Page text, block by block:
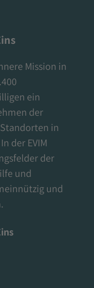
Mission in
ein
der
in
der EVIM
der
und
und